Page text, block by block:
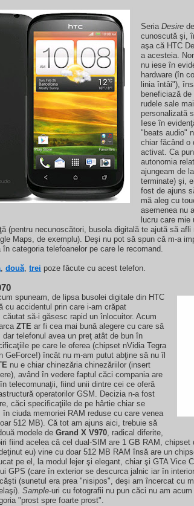
SeriaDesire
cunoscută şi,
aşa că HTC
a acesteia.
nu iese în
hardware (în
linia întâi"),
beneficiază
rudele sale
personalizată
Iese în
"beats audio"
chiar făcând o
activat. Ca
autonomia
ajungeam de
terminate) şi,
fost de ajuns
mă aleg cu
asemenea nu
lucru care
(pentru necunoscători, busola digitală te ajută să
Maps, de exemplu). Deşi nu pot să spun că m-a
în categoria telefoanelor pe care le recomand.
,două,trei poze făcute cu acest telefon.
spuneam, de lipsa busolei digitale din HTC
cu accidentul prin care i-am crăpat
căutat să-i găsesc rapid un înlocuitor. Acum
ZTE ar fi cea mai bună alegere cu care să
dar telefonul avea un preţ atât de bun în
pe care le oferea (chipset nVidia Tegra
GeForce!) încât nu m-am putut abţine să nu îl
nu e chiar chinezăria chinezăriilor (insert
având în vedere faptul căci compania are
telecomunaţii, fiind unii dintre cei ce oferă
operatorilor GSM. Decizia n-a fost
căci specificaţiile de pe hârtie chiar se
ciuda memoriei RAM reduse cu care venea
512 MB). Că tot am ajuns aici, trebuie să
modele deGrand X V970, radical diferite,
fiind acelea că cel dual-SIM are 1 GB RAM, chipset
eu) vine cu doar 512 MB RAM însă are un
pe el, la modul lejer şi elegant, chiar şi GTA Vice
GPS (care în exterior se descurca jalnic iar în
(sunetul era prea "nisipos", deşi am încercat cu
Sample-uri cu fotografii nu pun căci nu am
"prost spre foarte prost".